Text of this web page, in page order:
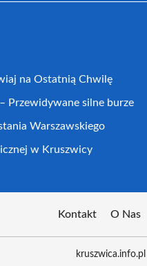
na Ostatnią Chwilę
Przewidywane silne burze
Warszawskiego
w Kruszwicy
Kontakt O Nas